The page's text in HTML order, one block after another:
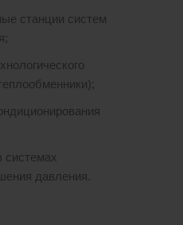
станции систем
системах
давления.